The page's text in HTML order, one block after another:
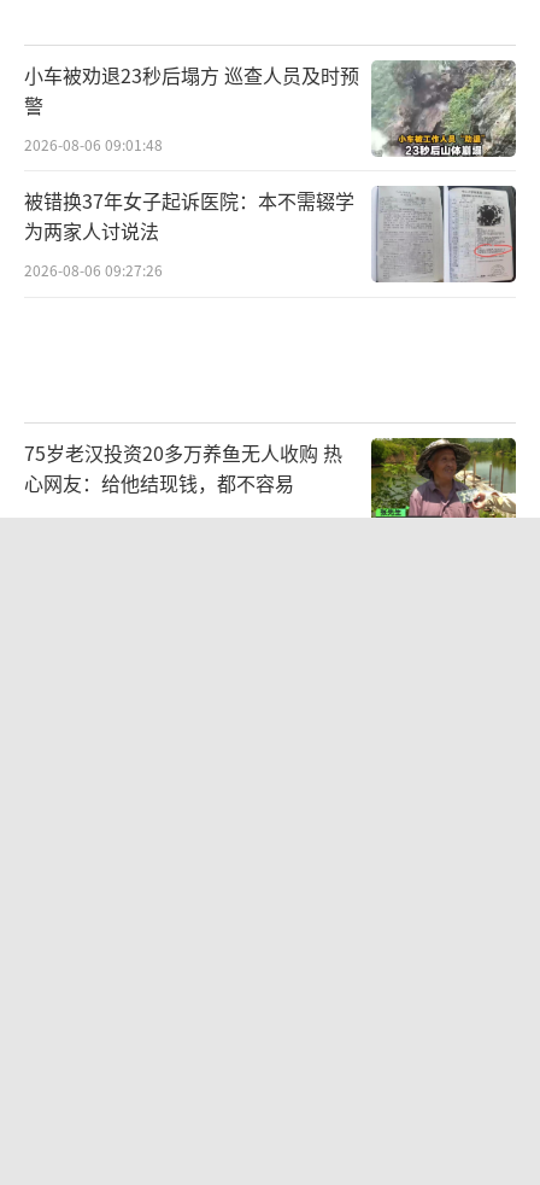
小车被劝退23秒后塌方 巡查人员及时预
警
2026-08-06 09:01:48
被错换37年女子起诉医院：本不需辍学
为两家人讨说法
2026-08-06 09:27:26
75岁老汉投资20多万养鱼无人收购 热
心网友：给他结现钱，都不容易
2026-08-06 16:44:32